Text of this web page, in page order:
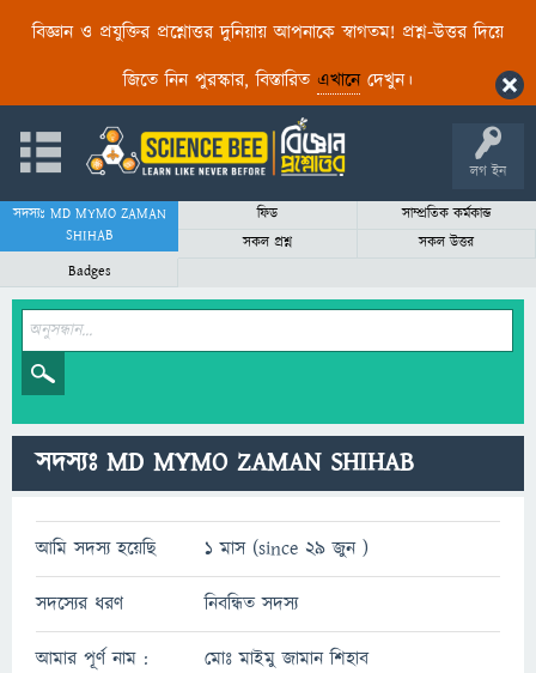
বিজ্ঞান ও প্রযুক্তির প্রশ্নোত্তর দুনিয়ায় আপনাকে স্বাগতম! প্রশ্ন-উত্তর দিয়ে
জিতে নিন পুরস্কার, বিস্তারিত এখানেদেখুন।
লগ ইন
সদস্যঃ MD MYMO ZAMAN
SHIHAB
ফিড
সাম্প্রতিক কর্মকান্ড
সকল প্রশ্ন
সকল উত্তর
Badges
সদস্যঃ MD MYMO ZAMAN SHIHAB
আমি সদস্য হয়েছি 1 মাস (since 29 জুন )
সদস্যের ধরণ নিবন্ধিত সদস্য
আমার পূর্ণ নাম : মোঃ মাইমু জামান শিহাব